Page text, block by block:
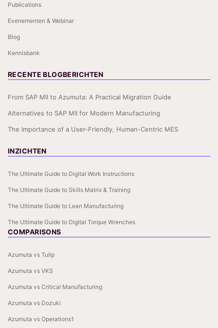
Publications
Evenementen & Webinar
Blog
Kennisbank
RECENTE BLOGBERICHTEN
From SAP MII to Azumuta: A Practical Migration Guide
Alternatives to SAP MII for Modern Manufacturing
The Importance of a User-Friendly, Human-Centric MES
INZICHTEN
The Ultimate Guide to Digital Work Instructions
The Ultimate Guide to Skills Matrix & Training
The Ultimate Guide to Lean Manufacturing
The Ultimate Guide to Digital Torque Wrenches
COMPARISONS
Azumuta vs Tulip
Azumuta vs VKS
Azumuta vs Critical Manufacturing
Azumuta vs Dozuki
Azumuta vs Operations1